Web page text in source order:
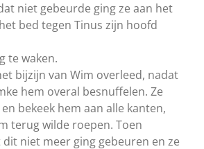
niet gebeurde ging ze aan het
bed tegen Tinus zijn hoofd
te waken.
bijzijn van Wim overleed, nadat
hem overal besnuffelen. Ze
bekeek hem aan alle kanten,
terug wilde roepen. Toen
niet meer ging gebeuren en ze